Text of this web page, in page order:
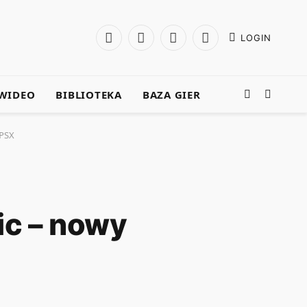
Facebook
X
InstagramYouTube
LOGIN
BIBLIOTEKA BAZA GIER
– nowy